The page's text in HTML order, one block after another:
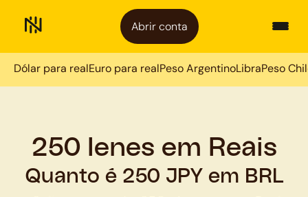
Abrir conta
Dólar para realEuro para realPeso ArgentinoLibraPeso
250 Ienes em Reais
Quanto é 250 JPY em BRL